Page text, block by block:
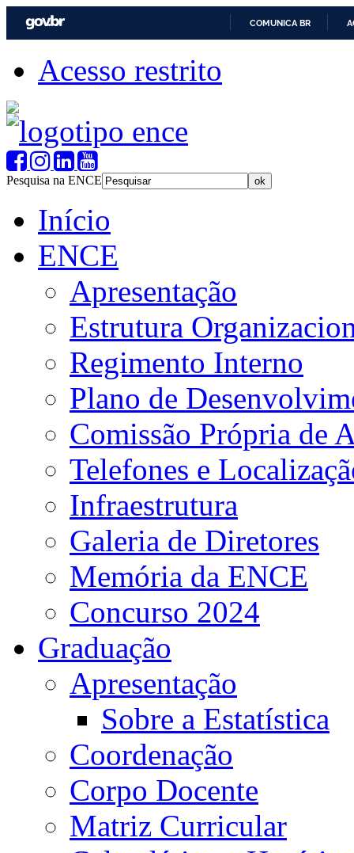
COMUNICA BR
Acesso restrito
Pesquisa na ENCE
Início
ENCE
Apresentação
Estrutura
Regimento Interno
Plano de
Comissão Própria de
Telefones e
Infraestrutura
Galeria de Diretores
Memória da ENCE
Concurso 2024
Graduação
Apresentação
Sobre a Estatística
Coordenação
Corpo Docente
Matriz Curricular